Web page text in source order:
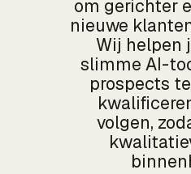
om gerichter
nieuwe
Wij helpen
slimme AI-
prospects
volgen,